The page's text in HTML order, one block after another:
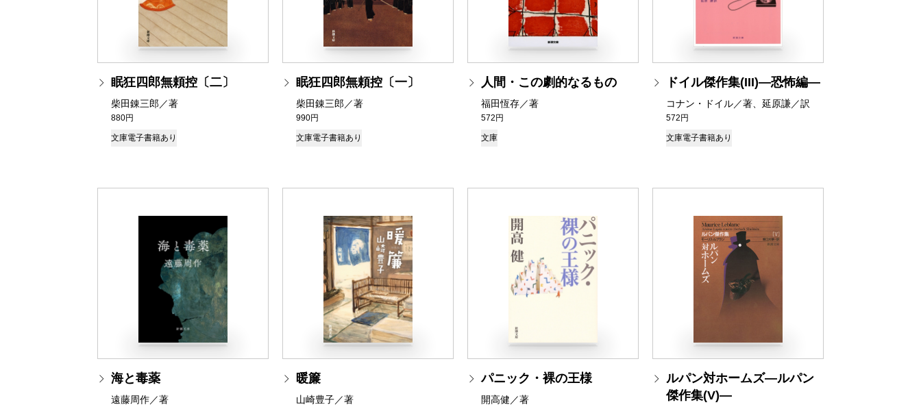
眠狂四郎無頼控〔二〕
柴田錬三郎／著
880円
文庫電子書籍あり
眠狂四郎無頼控〔一〕
柴田錬三郎／著
990円
文庫電子書籍あり
人間・この劇的なるもの
福田恆存／著
572円
文庫
ドイル傑作集(III)―恐怖編―
コナン・ドイル／著、延原謙／訳
572円
文庫電子書籍あり
海と毒薬
遠藤周作／著
暖簾
山崎豊子／著
パニック・裸の王様
開高健／著
ルパン対ホームズ―ルパン
傑作集(V)―